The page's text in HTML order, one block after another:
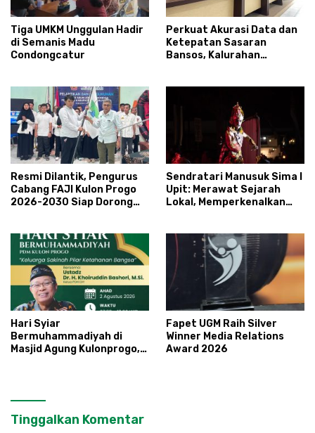
Tiga UMKM Unggulan Hadir
di Semanis Madu
Condongcatur
Perkuat Akurasi Data dan
Ketepatan Sasaran
Bansos, Kalurahan
Resmi Dilantik, Pengurus
Cabang FAJI Kulon Progo
2026-2030 Siap Dorong
Sendratari Manusuk Sima I
Upit: Merawat Sejarah
Lokal, Memperkenalkan
Klaten
Hari Syiar
Bermuhammadiyah di
Masjid Agung Kulonprogo,
Fapet UGM Raih Silver
Winner Media Relations
Award 2026
Tinggalkan Komentar